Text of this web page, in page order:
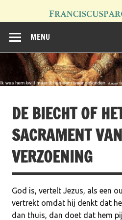
MENU
DE BIECHT OF
SACRAMENT
VERZOENING
God is, vertelt Jezus, als een
vertrekt omdat hij denkt dat
dan thuis, dan doet dat hem